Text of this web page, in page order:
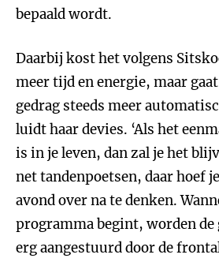
bepaald wordt.
Daarbij kost het volgens
meer tijd en energie, maar
gedrag steeds meer
luidt haar devies. ‘Als het
is in je leven, dan zal je het
net tandenpoetsen, daar hoef
avond over na te denken.
programma begint, worden de
erg aangestuurd door de